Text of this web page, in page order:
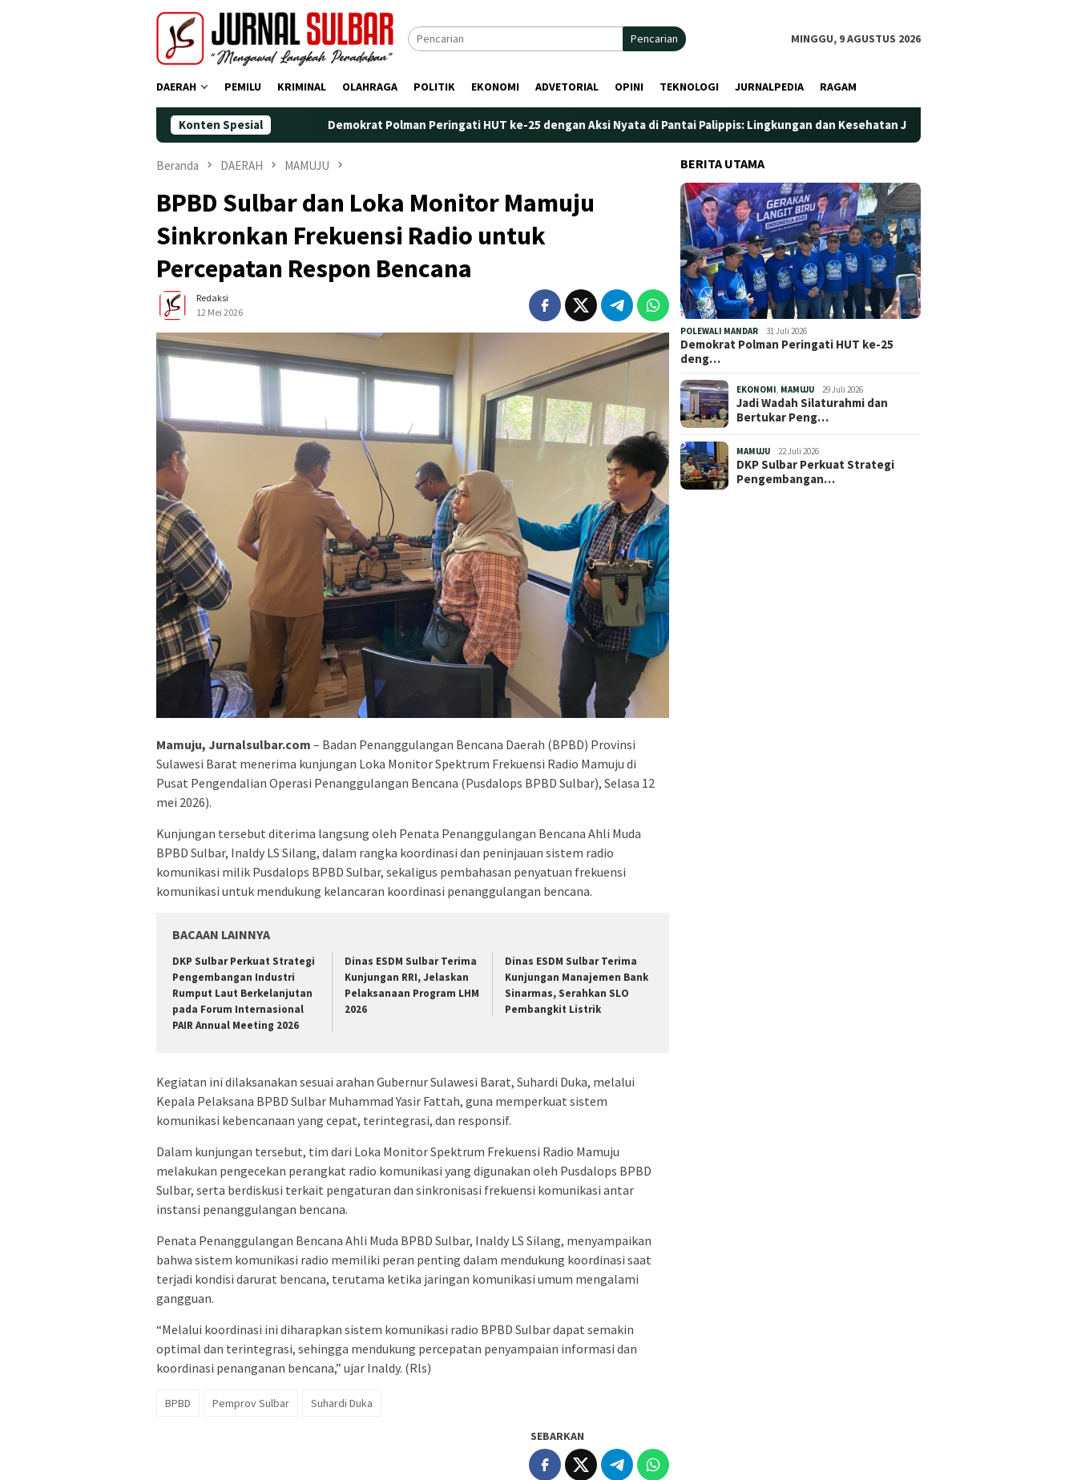
Pencarian MINGGU, 9 AGUSTUS 2026
DAERAH PEMILU KRIMINAL OLAHRAGA POLITIK EKONOMI ADVETORIAL OPINI TEKNOLOGI JURNALPEDIA RAGAM
Konten SpesialDemokrat Polman Peringati HUT ke-25 dengan Aksi Nyata di Pantai Palippis: Lingkungan dan Kesehatan Jadi Prioritas
Beranda DAERAH MAMUJU
BPBD Sulbar dan Loka Monitor Mamuju
Sinkronkan Frekuensi Radio untuk
Percepatan Respon Bencana
Redaksi
12 Mei 2026
Mamuju, Jurnalsulbar.com – Badan Penanggulangan Bencana Daerah (BPBD) Provinsi
Sulawesi Barat menerima kunjungan Loka Monitor Spektrum Frekuensi Radio Mamuju di
Pusat Pengendalian Operasi Penanggulangan Bencana (Pusdalops BPBD Sulbar), Selasa 12
mei 2026).
Kunjungan tersebut diterima langsung oleh Penata Penanggulangan Bencana Ahli Muda
BPBD Sulbar, Inaldy LS Silang, dalam rangka koordinasi dan peninjauan sistem radio
komunikasi milik Pusdalops BPBD Sulbar, sekaligus pembahasan penyatuan frekuensi
komunikasi untuk mendukung kelancaran koordinasi penanggulangan bencana.
BACAAN LAINNYA
DKP Sulbar Perkuat Strategi
Pengembangan Industri
Rumput Laut Berkelanjutan
pada Forum Internasional
PAIR Annual Meeting 2026
Dinas ESDM Sulbar Terima
Kunjungan RRI, Jelaskan
Pelaksanaan Program LHM
2026
Dinas ESDM Sulbar Terima
Kunjungan Manajemen Bank
Sinarmas, Serahkan SLO
Pembangkit Listrik
Kegiatan ini dilaksanakan sesuai arahan Gubernur Sulawesi Barat, Suhardi Duka, melalui
Kepala Pelaksana BPBD Sulbar Muhammad Yasir Fattah, guna memperkuat sistem
komunikasi kebencanaan yang cepat, terintegrasi, dan responsif.
Dalam kunjungan tersebut, tim dari Loka Monitor Spektrum Frekuensi Radio Mamuju
melakukan pengecekan perangkat radio komunikasi yang digunakan oleh Pusdalops BPBD
Sulbar, serta berdiskusi terkait pengaturan dan sinkronisasi frekuensi komunikasi antar
instansi penanggulangan bencana.
Penata Penanggulangan Bencana Ahli Muda BPBD Sulbar, Inaldy LS Silang, menyampaikan
bahwa sistem komunikasi radio memiliki peran penting dalam mendukung koordinasi saat
terjadi kondisi darurat bencana, terutama ketika jaringan komunikasi umum mengalami
gangguan.
“Melalui koordinasi ini diharapkan sistem komunikasi radio BPBD Sulbar dapat semakin
optimal dan terintegrasi, sehingga mendukung percepatan penyampaian informasi dan
koordinasi penanganan bencana,” ujar Inaldy. (Rls)
BPBD Pemprov Sulbar Suhardi Duka
SEBARKAN
BERITA UTAMA
POLEWALI MANDAR 31 Juli 2026
Demokrat Polman Peringati HUT ke-25
deng…
EKONOMI MAMUJU 29 Juli 2026
Jadi Wadah Silaturahmi dan
Bertukar Peng…
MAMUJU 22 Juli 2026
DKP Sulbar Perkuat Strategi
Pengembangan…